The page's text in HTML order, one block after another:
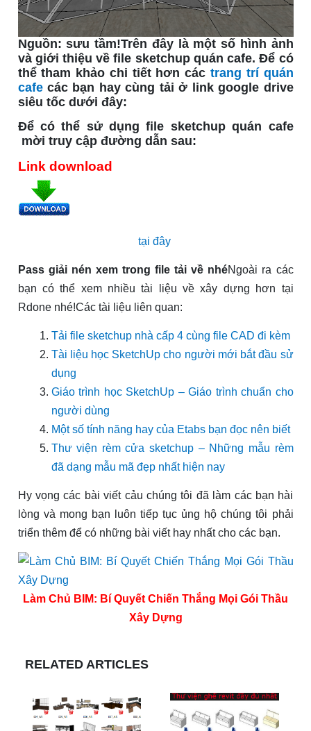
Nguồn: sưu tầm!Trên đây là một số hình ảnh
và giới thiệu về file sketchup quán cafe. Để có
thể tham khảo chi tiết hơn các trang trí quán
cafecác bạn hay cùng tải ở link google drive
siêu tốc dưới đây:
Để có thể sử dụng file sketchup quán cafe
mời truy cập đường dẫn sau:
Link download
tại đây
Pass giải nén xem trong file tải về nhéNgoài ra các
bạn có thể xem nhiều tài liệu về xây dựng hơn tại
Rdone nhé!Các tài liệu liên quan:
Tải file sketchup nhà cấp 4 cùng file CAD đi kèm
Tài liệu học SketchUp cho người mới bắt đầu sử
dụng
Giáo trình học SketchUp – Giáo trình chuẩn cho
người dùng
Một số tính năng hay của Etabs bạn đọc nên biết
Thư viện rèm cửa sketchup – Những mẫu rèm
đã dạng mẫu mã đẹp nhất hiện nay
Hy vọng các bài viết cảu chúng tôi đã làm các bạn hài
lòng và mong bạn luôn tiếp tục ủng hộ chúng tôi phải
triển thêm để có những bài viết hay nhất cho các bạn.
Làm Chủ BIM: Bí Quyết Chiến Thắng Mọi Gói Thầu
Xây Dựng
RELATED ARTICLES